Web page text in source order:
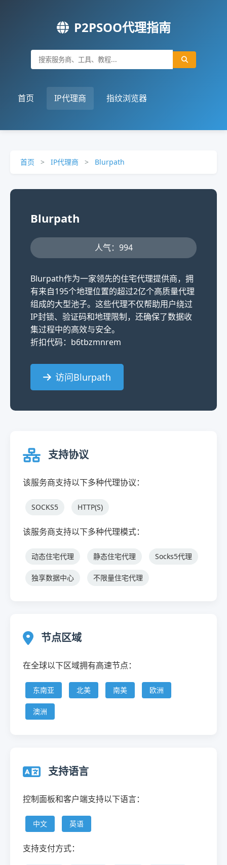
P2PSOO代理指南
首页 IP代理商 指纹浏览器
首页 > IP代理商 > Blurpath
Blurpath
人气：994
Blurpath作为一家领先的住宅代理提供商，拥
有来自195个地理位置的超过2亿个高质量代理
组成的大型池子。这些代理不仅帮助用户绕过
IP封锁、验证码和地理限制，还确保了数据收
集过程中的高效与安全。
折扣代码：b6tbzmnrem
访问Blurpath
支持协议
该服务商支持以下多种代理协议：
SOCKS5 HTTP(S)
该服务商支持以下多种代理模式：
动态住宅代理 静态住宅代理 Socks5代理
独享数据中心 不限量住宅代理
节点区域
在全球以下区域拥有高速节点：
东南亚 北美 南美 欧洲
澳洲
支持语言
控制面板和客户端支持以下语言：
中文 英语
支持支付方式：